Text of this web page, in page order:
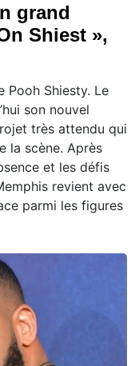
grand
Shiest »,
Pooh Shiesty. Le
son nouvel
très attendu qui
la scène. Après
et les défis
revient avec
parmi les figures